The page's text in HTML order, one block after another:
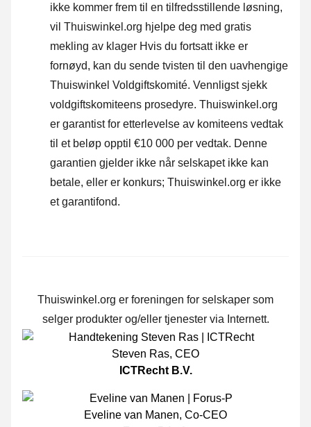
ikke kommer frem til en tilfredsstillende løsning,
vil Thuiswinkel.org hjelpe deg med gratis
mekling av klager Hvis du fortsatt ikke er
fornøyd, kan du sende tvisten til den uavhengige
Thuiswinkel Voldgiftskomité. Vennligst sjekk
voldgiftskomiteens prosedyre. Thuiswinkel.org
er garantist for etterlevelse av komiteens vedtak
til et beløp opptil €10 000 per vedtak. Denne
garantien gjelder ikke når selskapet ikke kan
betale, eller er konkurs; Thuiswinkel.org er ikke
et garantifond.
Thuiswinkel.org er foreningen for selskaper som
selger produkter og/eller tjenester via Internett.
Steven Ras, CEO
ICTRecht B.V.
Eveline van Manen, Co-CEO